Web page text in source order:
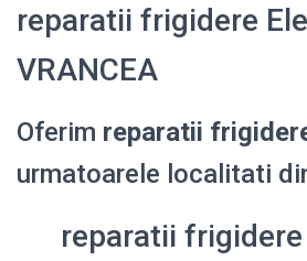
reparatii frigidere
VRANCEA
Oferim reparatii
urmatoarele localitati
reparatii